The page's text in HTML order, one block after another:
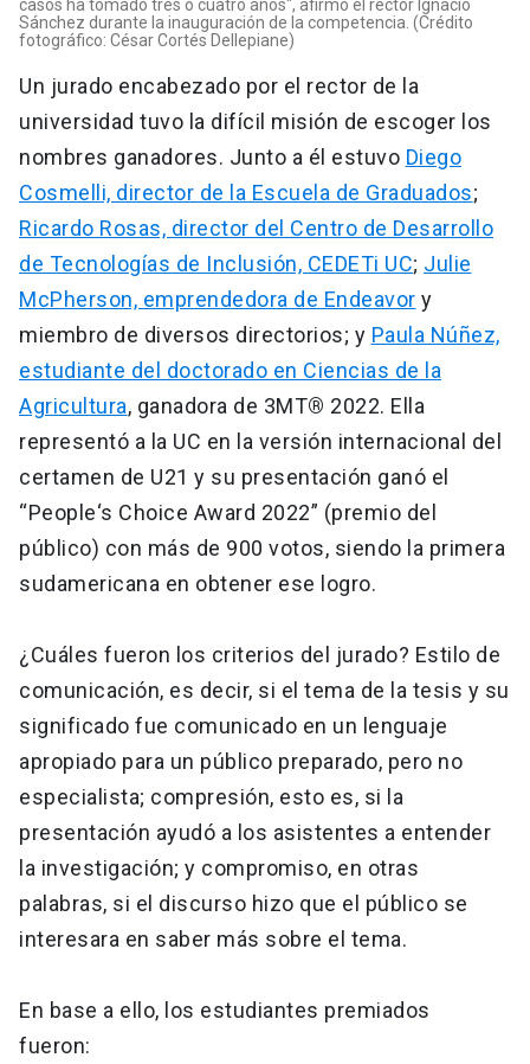
casos ha tomado tres o cuatro años", afirmó el rector Ignacio
Sánchez durante la inauguración de la competencia. (Crédito
fotográfico: César Cortés Dellepiane)
Un jurado encabezado por el rector de la
universidad tuvo la difícil misión de escoger los
nombres ganadores. Junto a él estuvo Diego
Cosmelli, director de la Escuela de Graduados;
Ricardo Rosas, director del Centro de Desarrollo
de Tecnologías de Inclusión, CEDETi UC; Julie
McPherson, emprendedora de Endeavor y
miembro de diversos directorios; y Paula Núñez,
estudiante del doctorado en Ciencias de la
Agricultura, ganadora de 3MT® 2022. Ella
representó a la UC en la versión internacional del
certamen de U21 y su presentación ganó el
“People‘s Choice Award 2022” (premio del
público) con más de 900 votos, siendo la primera
sudamericana en obtener ese logro.
¿Cuáles fueron los criterios del jurado? Estilo de
comunicación, es decir, si el tema de la tesis y su
significado fue comunicado en un lenguaje
apropiado para un público preparado, pero no
especialista; compresión, esto es, si la
presentación ayudó a los asistentes a entender
la investigación; y compromiso, en otras
palabras, si el discurso hizo que el público se
interesara en saber más sobre el tema.
En base a ello, los estudiantes premiados
fueron: